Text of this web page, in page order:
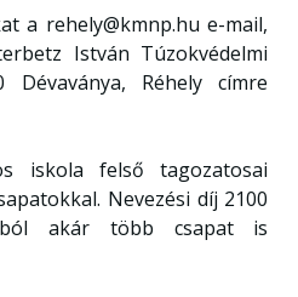
a rehely@kmnp.hu e-mail,
István Túzokvédelmi
Dévaványa, Réhely címre
iskola felső tagozatosai
Nevezési díj 2100
akár több csapat is